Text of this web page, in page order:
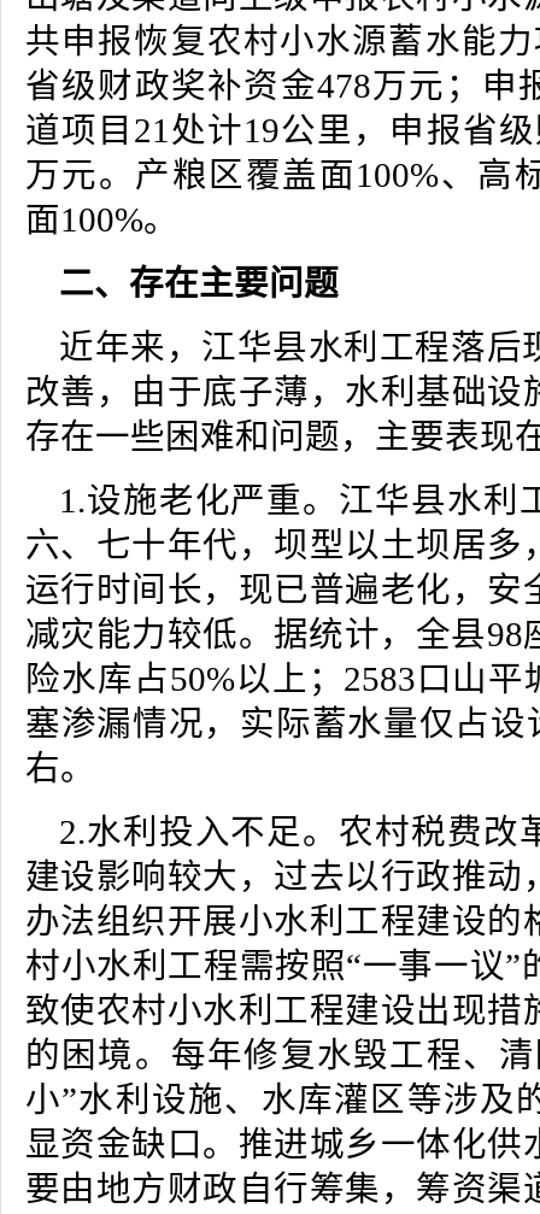
共申报恢复农村小水源蓄水能
省级财政奖补资金478万元；申
道项目21处计19公里，申报省
万元。产粮区覆盖面100%、高
面100%。
二、存在主要问题
近年来，江华县水利工程落后
改善，由于底子薄，水利基础设
存在一些困难和问题，主要表现
1.设施老化严重。江华县水利
六、七十年代，坝型以土坝居多
运行时间长，现已普遍老化，安
减灾能力较低。据统计，全县98
险水库占50%以上；2583口山
塞渗漏情况，实际蓄水量仅占设
右。
2.水利投入不足。农村税费改
建设影响较大，过去以行政推动
办法组织开展小水利工程建设的
村小水利工程需按照“一事一议”
致使农村小水利工程建设出现措
的困境。每年修复水毁工程、
小”水利设施、水库灌区等涉及
显资金缺口。推进城乡一体化供
要由地方财政自行筹集，筹资渠